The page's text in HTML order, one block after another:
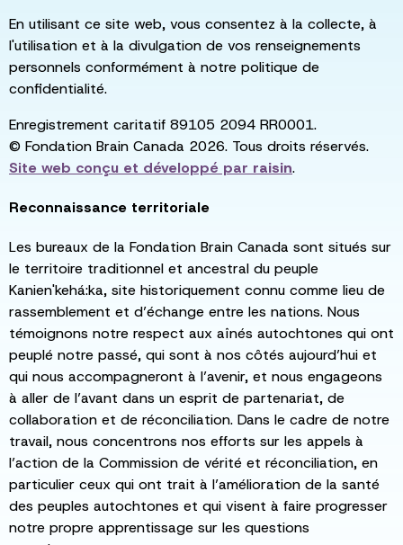
En utilisant ce site web, vous consentez à la collecte, à
l'utilisation et à la divulgation de vos renseignements
personnels conformément à notre politique de
confidentialité.
Enregistrement caritatif 89105 2094 RR0001.
© Fondation Brain Canada 2026. Tous droits réservés.
Site web conçu et développé par raisin.
Reconnaissance territoriale
Les bureaux de la Fondation Brain Canada sont situés sur
le territoire traditionnel et ancestral du peuple
Kanien'kehá:ka, site historiquement connu comme lieu de
rassemblement et d’échange entre les nations. Nous
témoignons notre respect aux aînés autochtones qui ont
peuplé notre passé, qui sont à nos côtés aujourd’hui et
qui nous accompagneront à l’avenir, et nous engageons
à aller de l’avant dans un esprit de partenariat, de
collaboration et de réconciliation. Dans le cadre de notre
travail, nous concentrons nos efforts sur les appels à
l’action de la Commission de vérité et réconciliation, en
particulier ceux qui ont trait à l’amélioration de la santé
des peuples autochtones et qui visent à faire progresser
notre propre apprentissage sur les questions